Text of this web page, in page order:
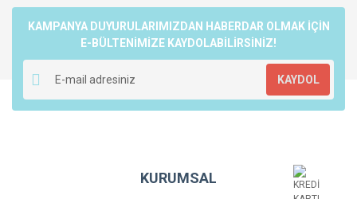
KAMPANYA DUYURULARIMIZDAN HABERDAR OLMAK İÇİN
E-BÜLTENİMİZE KAYDOLABİLİRSİNİZ!
KAYDOL
KURUMSAL